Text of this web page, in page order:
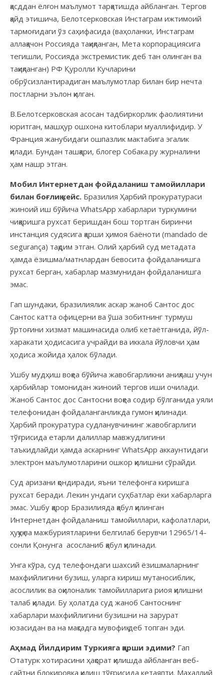
қасддан ёлғон маълумот тарқатишда айбланган. Тергов
қайд этишича, Белотсерковская Инстаграм ижтимоий
тармоғидаги ўз саҳифасида (ваҳоланки, Инстаграм
аллақачон Россияда тақиқланган, Мета корпорациясига
тегишли, Россияда экстремистик деб тан олинган ва
тақиқланган) РФ Қуролли Кучларини
обрўсизлантирадиган маълумотлар билан бир нечта
постларни эълон қилган.
В.Белотсерковская асосан тадбиркорлик фаолиятини
юритган, машҳур ошхона китоблари муаллифидир. У
Франция жанубидаги ошпазлик мактабига эгалик
қилади. Бундан ташқари, блогер Собака.ру журналини
ҳам нашр этган.
Мобил Интернетдан фойдаланиш тамойиллари
билан боғлиқ кейс. Бразилия Ҳарбий прокуратураси
жиноий иш бўйича WhatsApp хабарлари туркумини
чиқаришга рухсат беришдан бош тортган биринчи
инстанция судясига қарши ҳимоя баёноти (mandado de
segurança) тақдим этган. Олий ҳарбий суд метадата
ҳамда ёзишма/матнлардан бевосита фойдаланишга
рухсат берган, хабарлар мазмунидан фойдаланишга
эмас.
Гап шундаки, бразилиялик аскар жаноб Сантос дос
Сантос катта офицерни ва ўша зобитнинг турмуш
ўртоғини хизмат машинасида олиб кетаётганида, йўл-
харакати ҳодисасига учрайди ва иккала йўловчи ҳам
ҳодиса жойида ҳалок бўлади.
Ушбу мудҳиш воқеа бўйича жавобгарликни аниқлаш учун
ҳарбийлар томонидан жиноий тергов иши очилади.
Жаноб Сантос дос Сантосни воқеа содир бўлганида уяли
телефонидан фойдаланганликда гумон қилинади.
Ҳарбий прокуратура судланувчининг жавобгарлиги
тўғрисида етарли далиллар мавжудлигини
таъкидлайди ҳамда аскарнинг WhatsApp аккаунтидаги
электрон маълумотларини ошкор қилишни сўрайди.
Суд аризани қондиради, яъни телефонга киришга
рухсат беради. Лекин ундаги суҳбатлар ёки хабарларга
эмас. Ушбу қарор Бразилияда қабул қилинган
Интернетдан фойдаланиш тамойиллари, кафолатлари,
ҳуқуқ ва мажбуриятларини белгилаб берувчи 12965/14-
сонли Қонунга асосланиб қабул қилинади.
Унга кўра, суд телефондаги шахсий ёзишмаларнинг
махфийлигини бузиш, уларга кириш мутаносиблик,
асослилик ва оқилоналик тамойилларига риоя қилишни
талаб қилади. Бу ҳолатда суд жаноб Сантоснинг
хабарлари махфийлигини бузишни на зарурат
юзасидан ва на мақсадга мувофиқ деб топган эди.
Аҳмад Йилдирим Туркияга қарши эдими? Гап
Отатурк хотирасини ҳақорат қилишда айбланган веб-
сайтни блокировка қилиш тўғрисида кетаяпти. Маҳаллий